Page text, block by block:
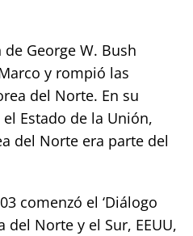
George W. Bush
y rompió las
del Norte. En su
Estado de la Unión,
del Norte era parte del
comenzó el ‘Diálogo
del Norte y el Sur, EEUU,